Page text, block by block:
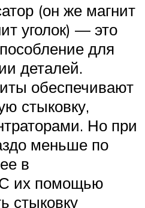
(он же магнит
уголок) — это
для
деталей.
обеспечивают
стыковку,
Но при
меньше по
в
С их помощью
стыковку